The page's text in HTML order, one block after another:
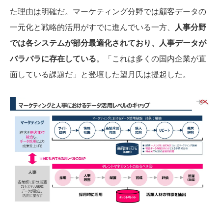
た理由は明確だ。マーケティング分野では顧客データの
一元化と戦略的活用がすでに進んでいる一方、 人事分野
では各システムが部分最適化されており、人事データが
バラバラに存在している。「これは多くの国内企業が直
面している課題だ」と登壇した望月氏は提起した。